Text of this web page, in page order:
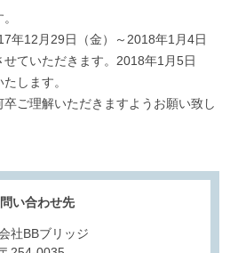
年12月29日（金）～2018年1月4日
せていただきます。2018年1月5日
します。
ご理解いただきますようお願い致し
い合わせ先
社BBブリッジ